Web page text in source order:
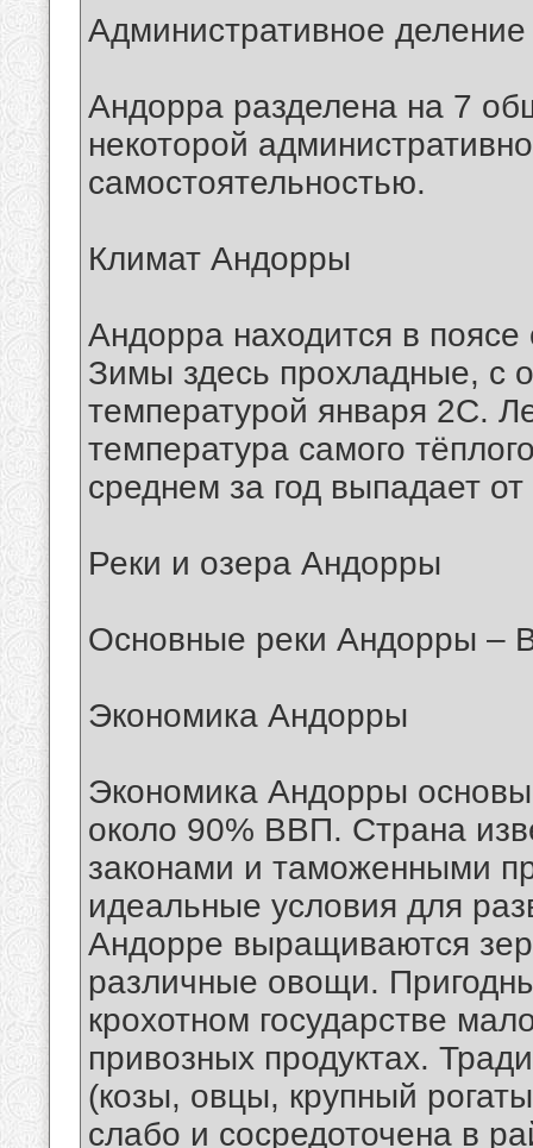
Административное
Андорра разделена на 7
некоторой
самостоятельностью.
Климат Андорры
Андорра находится в поясе
Зимы здесь прохладные, с
температурой января 2С.
температура самого
среднем за год выпадает
Реки и озера Андорры
Основные реки Андорры –
Экономика Андорры
Экономика Андорры
около 90% ВВП. Страна
законами и таможенными
идеальные условия для
Андорре выращиваются
различные овощи.
крохотном государстве
привозных продуктах.
(козы, овцы, крупный
слабо и сосредоточена в